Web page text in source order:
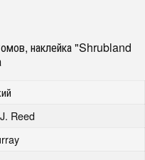
наклейка "Shrubland
Reed